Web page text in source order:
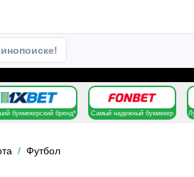
букмекерский бренд* Самый надежный букмекер
Футбол